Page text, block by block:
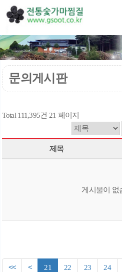
문의게시판
Total 111,395건 21 페이지
제목
게시물이 없
<< < 21 22 23 24